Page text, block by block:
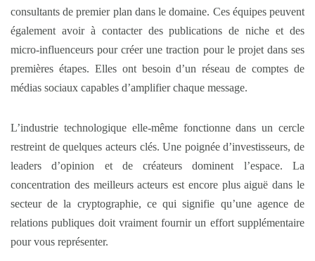
consultants de premier plan dans le domaine. Ces équipes peuvent
également avoir à contacter des publications de niche et des
micro-influenceurs pour créer une traction pour le projet dans ses
premières étapes. Elles ont besoin d’un réseau de comptes de
médias sociaux capables d’amplifier chaque message.
L’industrie technologique elle-même fonctionne dans un cercle
restreint de quelques acteurs clés. Une poignée d’investisseurs, de
leaders d’opinion et de créateurs dominent l’espace. La
concentration des meilleurs acteurs est encore plus aiguë dans le
secteur de la cryptographie, ce qui signifie qu’une agence de
relations publiques doit vraiment fournir un effort supplémentaire
pour vous représenter.